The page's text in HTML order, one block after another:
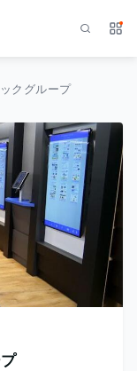
サ
クグループ